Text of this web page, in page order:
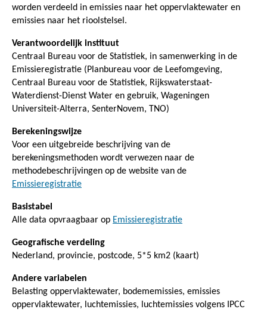
worden verdeeld in emissies naar het oppervlaktewater en
emissies naar het rioolstelsel.
Verantwoordelijk instituut
Centraal Bureau voor de Statistiek, in samenwerking in de
Emissieregistratie (Planbureau voor de Leefomgeving,
Centraal Bureau voor de Statistiek, Rijkswaterstaat-
Waterdienst-Dienst Water en gebruik, Wageningen
Universiteit-Alterra, SenterNovem, TNO)
Berekeningswijze
Voor een uitgebreide beschrijving van de
berekeningsmethoden wordt verwezen naar de
methodebeschrijvingen op de website van de
Emissieregistratie
Basistabel
Alle data opvraagbaar op Emissieregistratie
Geografische verdeling
Nederland, provincie, postcode, 5*5 km2 (kaart)
Andere variabelen
Belasting oppervlaktewater, bodememissies, emissies
oppervlaktewater, luchtemissies, luchtemissies volgens IPCC